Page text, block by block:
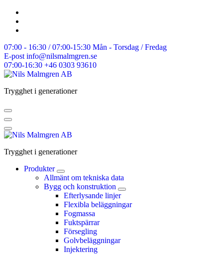
Skip
content
07:00 - 16:30 / 07:00-15:30 Mån - Torsdag / Fredag
E-post info@nilsmalmgren.se
07:00-16:30 +46 0303 93610
Trygghet i generationer
Trygghet i generationer
Produkter
Allmänt om tekniska data
Bygg och konstruktion
Efterlysande linjer
Flexibla beläggningar
Fogmassa
Fuktspärrar
Försegling
Golvbeläggningar
Injektering